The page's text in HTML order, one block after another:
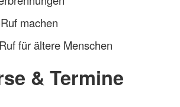
machen
für ältere Menschen
& Termine